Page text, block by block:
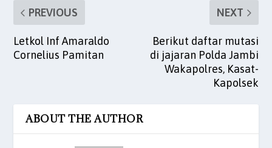
PREVIOUS
Letkol Inf Amaraldo
Cornelius Pamitan
NEXT
Berikut daftar mutasi
di jajaran Polda Jambi
Wakapolres, Kasat-
Kapolsek
ABOUT THE AUTHOR